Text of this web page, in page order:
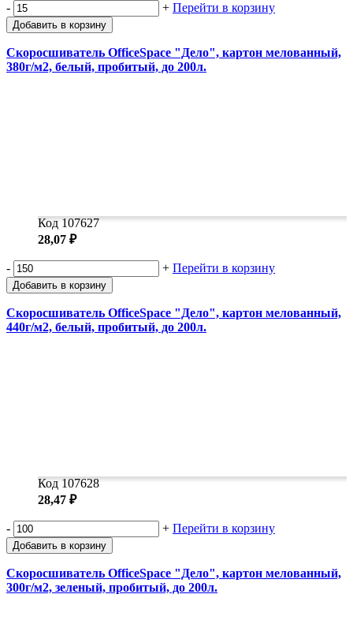
- + Перейти в корзину
Добавить в корзину
Скоросшиватель OfficeSpace "Дело", картон мелованный,
380г/м2, белый, пробитый, до 200л.
Код 107627
28,07 ₽
- + Перейти в корзину
Добавить в корзину
Скоросшиватель OfficeSpace "Дело", картон мелованный,
440г/м2, белый, пробитый, до 200л.
Код 107628
28,47 ₽
- + Перейти в корзину
Добавить в корзину
Скоросшиватель OfficeSpace "Дело", картон мелованный,
300г/м2, зеленый, пробитый, до 200л.